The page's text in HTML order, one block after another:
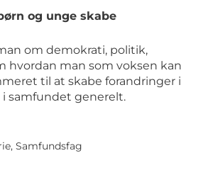
og unge skabe
om demokrati, politik,
hvordan man som voksen kan
til at skabe forandringer i
i samfundet generelt.
Samfundsfag